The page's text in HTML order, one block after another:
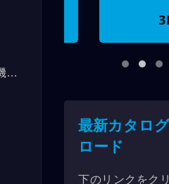
能
3Mシ
最新カタロ
ロード
下のリンクをク